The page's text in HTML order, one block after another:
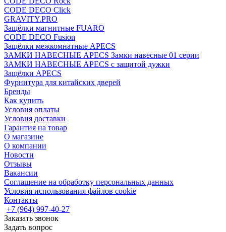
CODE DECO Click
GRAVITY.PRO
Защёлки магнитные FUARO
CODE DECO Fusion
Защёлки межкомнатные APECS
ЗАМКИ НАВЕСНЫЕ APECS Замки навесные 01 серии
ЗАМКИ НАВЕСНЫЕ APECS с защитой дужки
Защёлки APECS
Фурнитура для китайских дверей
Бренды
Как купить
Условия оплаты
Условия доставки
Гарантия на товар
О магазине
О компании
Новости
Отзывы
Вакансии
Соглашение на обработку персональных данных
Условия использования файлов cookie
Контакты
+7 (964) 997-40-27
Заказать звонок
Задать вопрос